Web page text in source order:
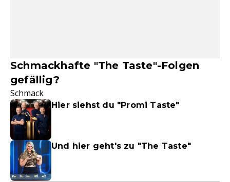
Schmackhafte "The Taste"-Folgen
gefällig?
Schmack
Hier siehst du "Promi Taste"
Und hier geht's zu "The Taste"